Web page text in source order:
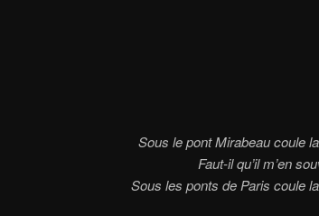
Sous le pont Mirabeau coule
Faut-il qu’il m’en
Sous les ponts de Paris coule